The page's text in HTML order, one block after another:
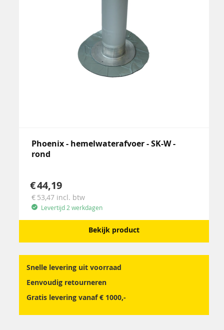
Phoenix - hemelwaterafvoer - SK-W -
rond
44,19
53,47 incl. btw
Levertijd 2 werkdagen
Bekijk product
Snelle levering uit voorraad
Eenvoudig retourneren
Gratis levering vanaf € 1000,-